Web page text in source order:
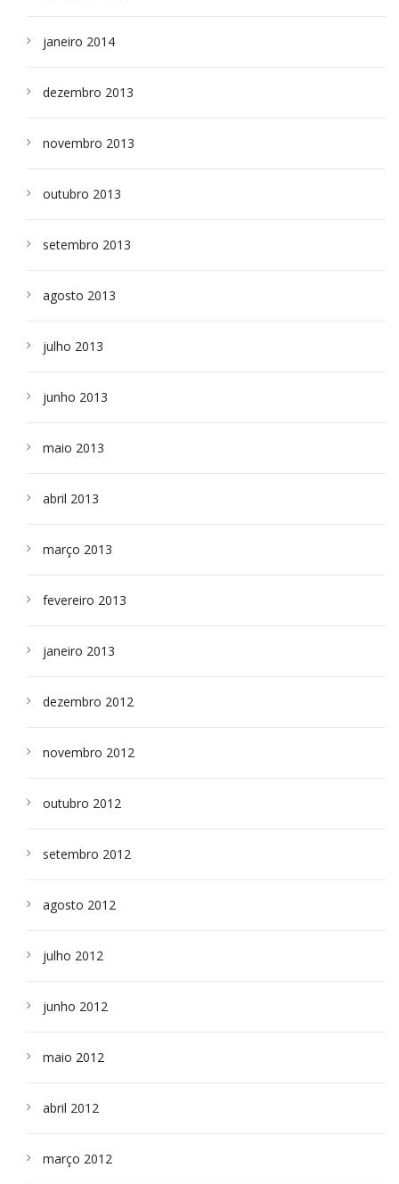
janeiro 2014
dezembro 2013
novembro 2013
outubro 2013
setembro 2013
agosto 2013
julho 2013
junho 2013
maio 2013
abril 2013
março 2013
fevereiro 2013
janeiro 2013
dezembro 2012
novembro 2012
outubro 2012
setembro 2012
agosto 2012
julho 2012
junho 2012
maio 2012
abril 2012
março 2012